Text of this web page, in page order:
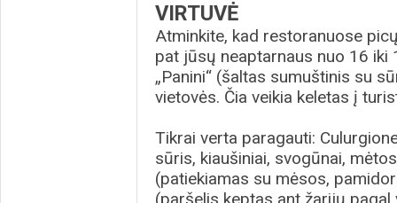
VIRTUVĖ
Atminkite, kad restoranuose
pat jūsų neaptarnaus nuo 16
„Panini“ (šaltas sumuštinis su
vietovės. Čia veikia keletas į
Tikrai verta paragauti:
sūris, kiaušiniai, svogūnai,
(patiekiamas su mėsos,